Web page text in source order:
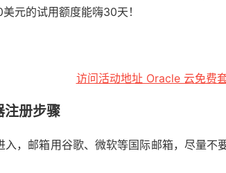
元的试用额度能嗨30天！
访问活动地址 Oracle 云免费
注册步骤
入，邮箱用谷歌、微软等国际邮箱，尽量不